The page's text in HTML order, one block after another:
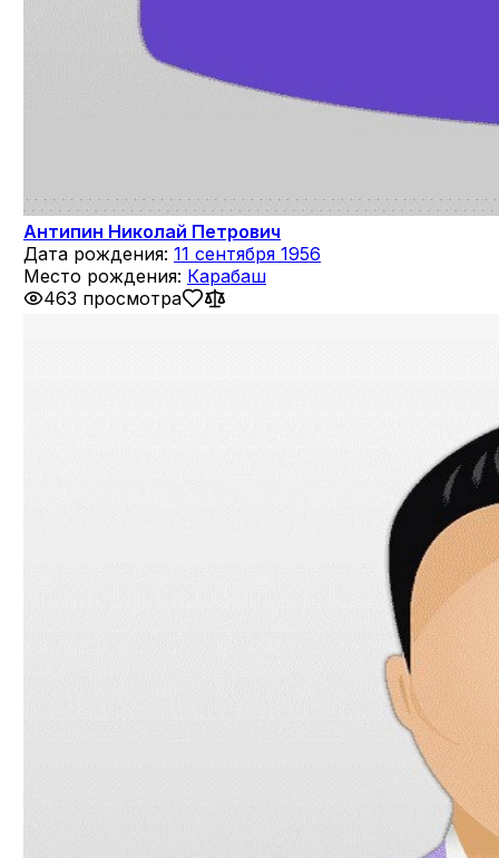
Антипин Николай Петрович
Дата рождения: 11 сентября 1956
Место рождения: Карабаш
463 просмотра